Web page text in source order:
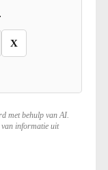
X
met behulp van AI.
van informatie uit